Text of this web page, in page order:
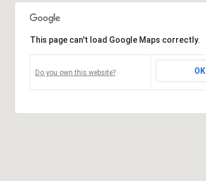
This page can't load Google Maps correctly.
Do you own this website? OK